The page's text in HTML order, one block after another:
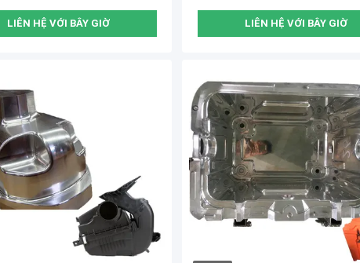
LIÊN HỆ VỚI BÂY GIỜ LIÊN HỆ VỚI BÂY GIỜ